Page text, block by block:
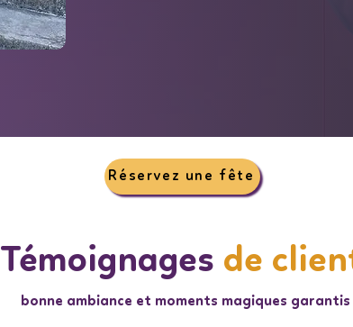
Réservez une fête
Témoignages de
bonne ambiance et moments magiques garantis